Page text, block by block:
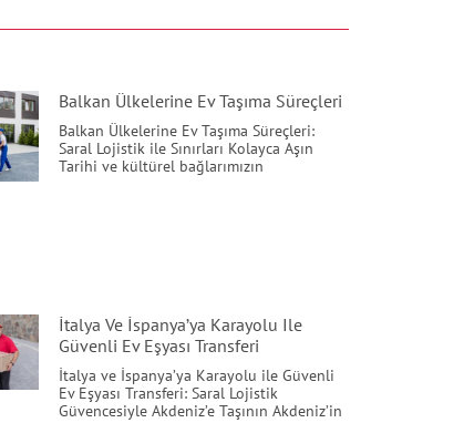
Balkan Ülkelerine Ev Taşıma Süreçleri
Balkan Ülkelerine Ev Taşıma Süreçleri:
Saral Lojistik ile Sınırları Kolayca Aşın
Tarihi ve kültürel bağlarımızın
İtalya Ve İspanya’ya Karayolu Ile
Güvenli Ev Eşyası Transferi
İtalya ve İspanya’ya Karayolu ile Güvenli
Ev Eşyası Transferi: Saral Lojistik
Güvencesiyle Akdeniz’e Taşının Akdeniz’in